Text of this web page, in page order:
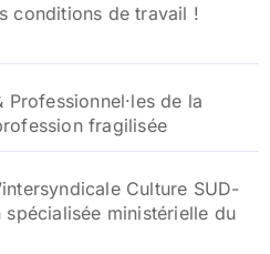
conditions de travail !
Professionnel·les de la
fragilisée
Culture SUD-
ministérielle du